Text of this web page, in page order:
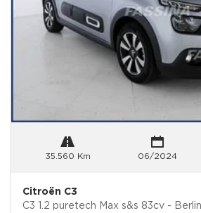
35.560 Km 06/2024
Citroën C3
C3 1.2 puretech Max s&s 83cv - Berlina due volumi,